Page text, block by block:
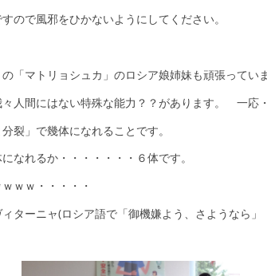
ので風邪をひかないようにしてください。
「マトリョシュカ」のロシア娘姉妹も頑張っていま
人間にはない特殊な能力？？があります。 一応
裂」で幾体になれることです。
なれるか・・・・・・・６体です。
ｗｗ・・・・・
ターニャ(ロシア語で「御機嫌よう、さようなら」